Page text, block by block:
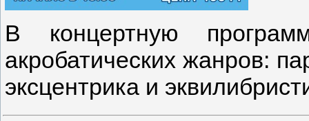
В концертную
акробатических жанров:
эксцентрика и